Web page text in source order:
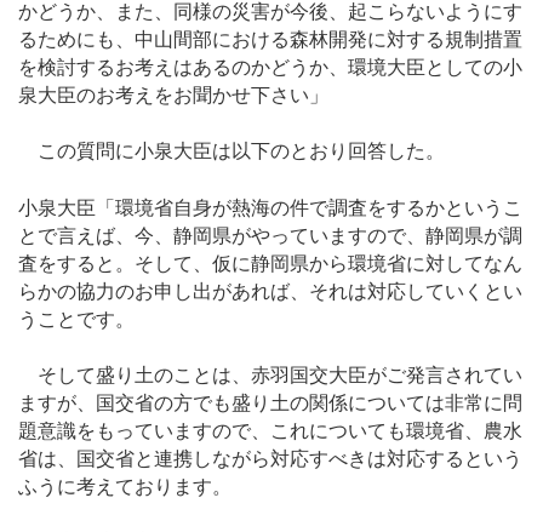
かどうか、また、同様の災害が今後、起こらないようにす
るためにも、中山間部における森林開発に対する規制措置
を検討するお考えはあるのかどうか、環境大臣としての小
泉大臣のお考えをお聞かせ下さい」
この質問に小泉大臣は以下のとおり回答した。
小泉大臣「環境省自身が熱海の件で調査をするかというこ
とで言えば、今、静岡県がやっていますので、静岡県が調
査をすると。そして、仮に静岡県から環境省に対してなん
らかの協力のお申し出があれば、それは対応していくとい
うことです。
そして盛り土のことは、赤羽国交大臣がご発言されてい
ますが、国交省の方でも盛り土の関係については非常に問
題意識をもっていますので、これについても環境省、農水
省は、国交省と連携しながら対応すべきは対応するという
ふうに考えております。